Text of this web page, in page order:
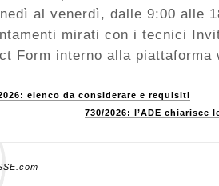
al venerdì, dalle 9:00 alle
mirati con i tecnici
Form interno alla piattaforma
elenco da considerare e requisiti
730/2026: l’ADE